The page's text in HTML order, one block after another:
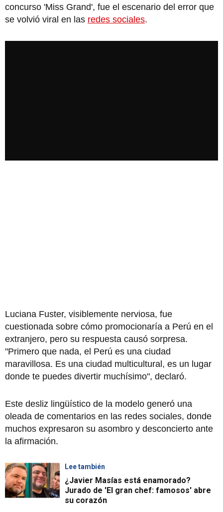
concurso 'Miss Grand', fue el escenario del error que
se volvió viral en las redes sociales.
Luciana Fuster, visiblemente nerviosa, fue
cuestionada sobre cómo promocionaría a Perú en el
extranjero, pero su respuesta causó sorpresa.
"Primero que nada, el Perú es una ciudad
maravillosa. Es una ciudad multicultural, es un lugar
donde te puedes divertir muchísimo", declaró.
Este desliz lingüístico de la modelo generó una
oleada de comentarios en las redes sociales, donde
muchos expresaron su asombro y desconcierto ante
la afirmación.
Lee también
¿Javier Masías está enamorado?
Jurado de 'El gran chef: famosos' abre
su corazón